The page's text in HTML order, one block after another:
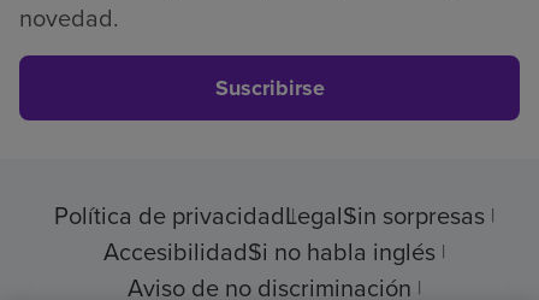
novedad.
Suscribirse
Política de privacidadLegalSin sorpresas
AccesibilidadSi no habla inglés
Aviso de no discriminación